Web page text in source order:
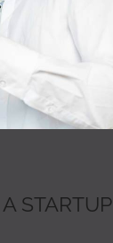
STARTUP